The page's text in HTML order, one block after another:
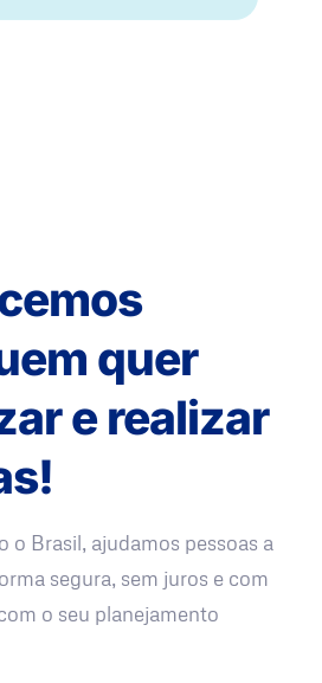
quer
e realizar
Brasil, ajudamos pessoas a
segura, sem juros e com
o seu planejamento